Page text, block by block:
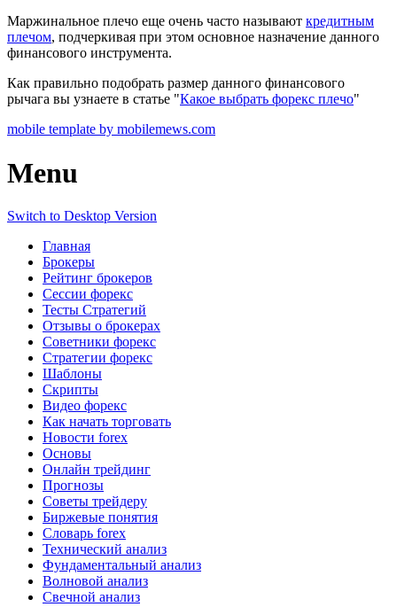
Маржинальное плечо еще очень часто называют кредитным
плечом, подчеркивая при этом основное назначение данного
финансового инструмента.
Как правильно подобрать размер данного финансового
рычага вы узнаете в статье "Какое выбрать форекс плечо"
mobile template by mobilemews.com
Menu
Switch to Desktop Version
Главная
Брокеры
Рейтинг брокеров
Сессии форекс
Тесты Стратегий
Отзывы о брокерах
Советники форекс
Стратегии форекс
Шаблоны
Скрипты
Видео форекс
Как начать торговать
Новости forex
Основы
Онлайн трейдинг
Прогнозы
Советы трейдеру
Биржевые понятия
Словарь forex
Технический анализ
Фундаментальный анализ
Волновой анализ
Свечной анализ